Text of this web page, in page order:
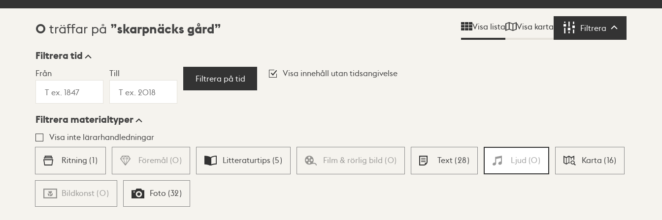
Sökresultat
0 träffar på skarpnäcks gård Visa lista Visa karta Filtrera Filtrera
Visningsläge
Lista Karta
Filtrera tid
Från Till
Filtrera på tid
Visa innehåll utan tidsangivelse
Filtrera materialtyper
Visa inte lärarhandledningar
Ritning (1) Föremål (0) Litteraturtips (5) Film & rörlig bild (0) Text (28) Ljud (0) Karta (16)
Bildkonst (0) Foto (32)